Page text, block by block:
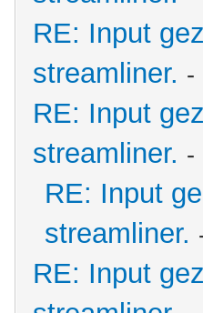
RE: Input
streamliner. -
RE: Input
streamliner. -
RE: Input
streamliner.
RE: Input